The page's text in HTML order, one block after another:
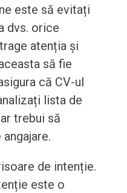
este să evitați
dvs. orice
atenția și
să fie
că CV-ul
lista de
trebui să
de intenție.
este o